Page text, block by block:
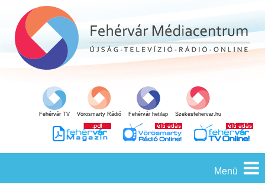
Fehérvár TV Vörösmarty Rádió Fehérvár hetilap Szekesfehervar.hu
Menü